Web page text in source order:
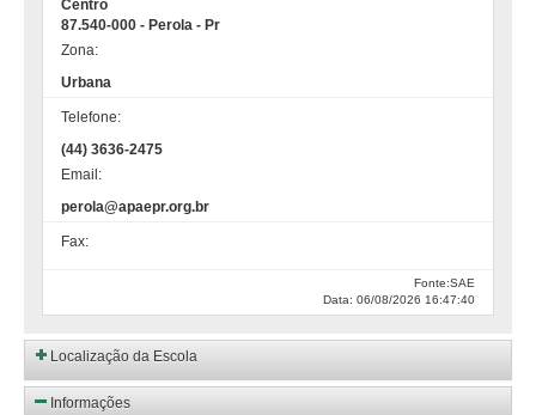
Centro
87.540-000 - Perola - Pr
Zona:
Urbana
Telefone:
(44) 3636-2475
Email:
perola@apaepr.org.br
Fax:
Fonte:SAE
Data: 06/08/2026 16:47:40
Localização da Escola
Informações